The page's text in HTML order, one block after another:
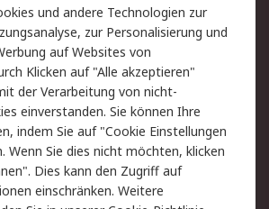
Kontakt
Datenschutz
Zahlungsbedingungen
Webseite Konditionen
und andere Technologien zur
zur Personalisierung und
auf Websites von
Klicken auf "Alle akzeptieren"
der Verarbeitung von nicht-
einverstanden. Sie können Ihre
indem Sie auf "Cookie Einstellungen
Wenn Sie dies nicht möchten, klicken
Dies kann den Zugriff auf
einschränken. Weitere